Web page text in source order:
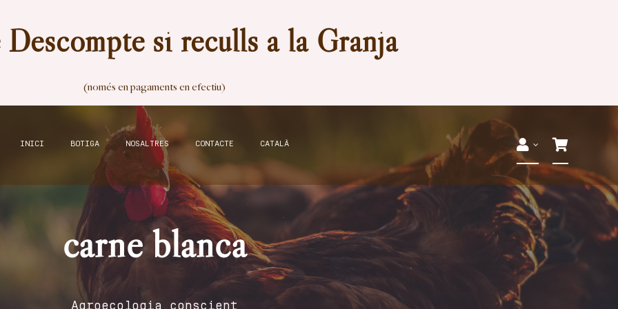
Descompte si reculls a la Granja
(només en pagaments en efectiu)
INICI BOTIGA NOSALTRES CONTACTE CATALÀ
carne blanca